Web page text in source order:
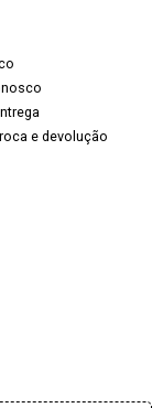
e devolução